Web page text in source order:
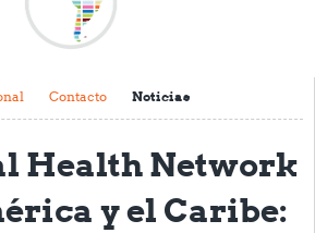
Contacto Noticias
Health Network
y el Caribe: